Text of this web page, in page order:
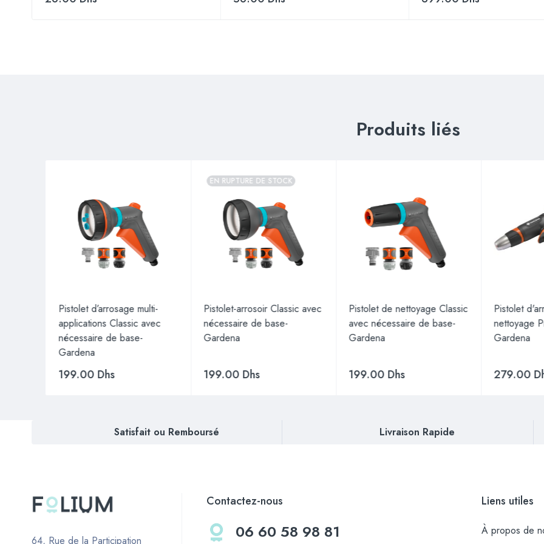
Produits liés
Pistolet d’arrosage multi-
applications Classic avec
nécessaire de base-
Gardena
199.00 Dhs
EN RUPTURE DE STOCK
Pistolet-arrosoir Classic avec
nécessaire de base-
Gardena
199.00 Dhs
Pistolet de nettoyage Classic
avec nécessaire de base-
Gardena
199.00 Dhs
Pistolet
nettoyage
Gardena
279.00
Satisfait ou Remboursé Livraison Rapide
64, Rue de la Participation
Contactez-nous
06 60 58 98 81
Liens utiles
À propos de